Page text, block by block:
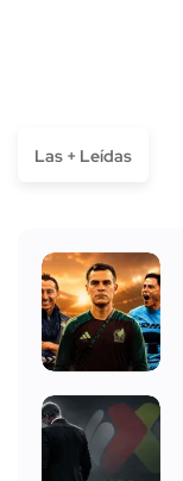
Las + Leídas